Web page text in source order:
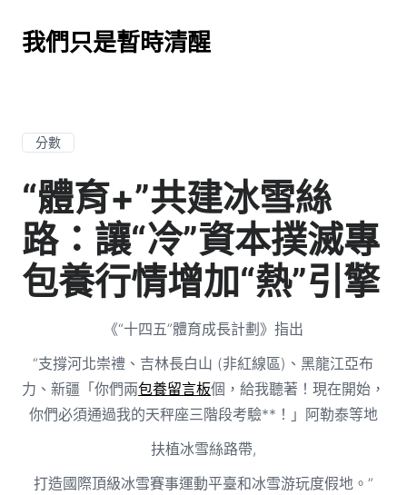
我們只是暫時清醒
分數
“體育+”共建冰雪絲
路：讓“冷”資本撲滅專
包養行情增加“熱”引擎
《“十四五”體育成長計劃》指出
“支撐河北崇禮、吉林長白山 (非紅線區)、黑龍江亞布
力、新疆「你們兩包養留言板個，給我聽著！現在開始，
你們必須通過我的天秤座三階段考驗**！」阿勒泰等地
扶植冰雪絲路帶,
打造國際頂級冰雪賽事運動平臺和冰雪游玩度假地。”